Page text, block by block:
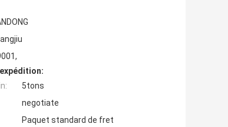
5tons
negotiate
Paquet standard de fret